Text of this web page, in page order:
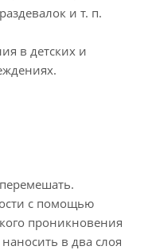
и т. п.
в детских и
с помощью
проникновения
в два слоя